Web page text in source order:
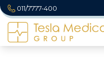
011/7777-400